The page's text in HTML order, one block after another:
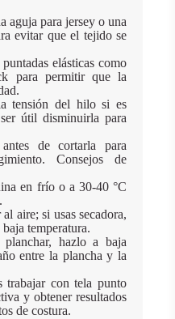
aguja para jersey o una
evitar que el tejido se
elásticas como
para permitir que la
tensión del hilo si es
útil disminuirla para
de cortarla para
Consejos de
en frío o a 30-40 °C
aire; si usas secadora,
temperatura.
planchar, hazlo a baja
entre la plancha y la
trabajar con tela punto
y obtener resultados
de costura.